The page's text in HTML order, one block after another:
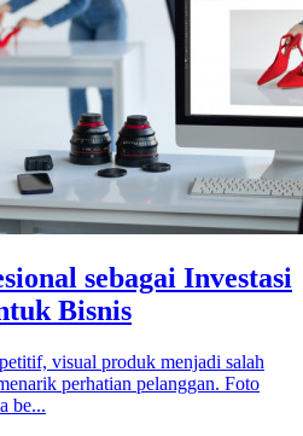
sebagai Investasi
Bisnis
visual produk menjadi salah
perhatian pelanggan. Foto
be...